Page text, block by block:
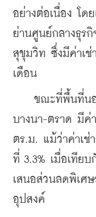
อย่างต่อเนื่อง โด
ย่านศูนย์กลางธุร
สุขุมวิท ซึ่งมีค่าเช่
เดือน
ขณะที่พื้นที่นอก
บางนา-ตราด มีค่
ตร.ม. แม้ว่าค่าเช่
ที่ 3.3% เมื่อเทีย
เสนอส่วนลดพิเศษ
อุปสงค์